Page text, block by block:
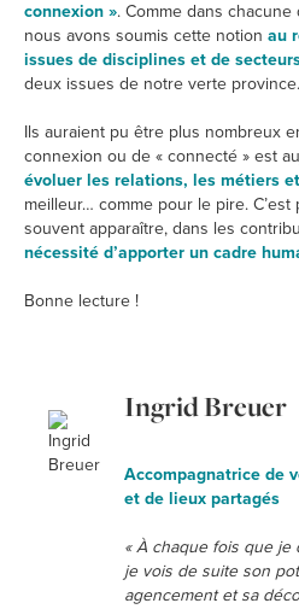
connexion ». Comme dans
nous avons soumis cette notion au
issues de disciplines et de
deux issues de notre verte province.
Ils auraient pu être plus nombreux
connexion ou de « connecté » est
évoluer les relations, les métiers
meilleur… comme pour le pire.
souvent apparaître, dans les
nécessité d’apporter un cadre
Bonne lecture !
Ingrid Breuer
Accompagnatrice de
et de lieux partagés
« À chaque fois que
je vois de suite son
agencement et sa